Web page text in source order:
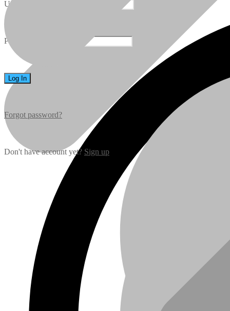
Username
Password
Forgot password?
Don't have account yet? Sign up